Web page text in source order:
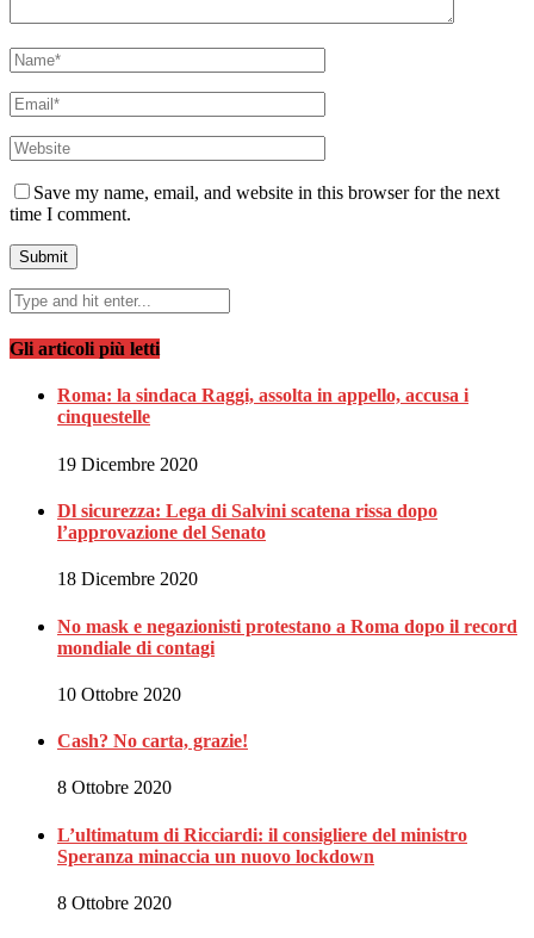
Save my name, email, and website in this browser for the next
time I comment.
Gli articoli più letti
Roma: la sindaca Raggi, assolta in appello, accusa i
cinquestelle
19 Dicembre 2020
Dl sicurezza: Lega di Salvini scatena rissa dopo
l’approvazione del Senato
18 Dicembre 2020
No mask e negazionisti protestano a Roma dopo il record
mondiale di contagi
10 Ottobre 2020
Cash? No carta, grazie!
8 Ottobre 2020
L’ultimatum di Ricciardi: il consigliere del ministro
Speranza minaccia un nuovo lockdown
8 Ottobre 2020